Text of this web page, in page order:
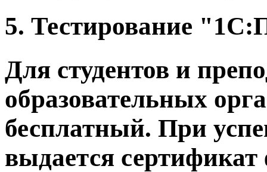
5. Тестирование
Для студентов и
образовательных
бесплатный. При
выдается